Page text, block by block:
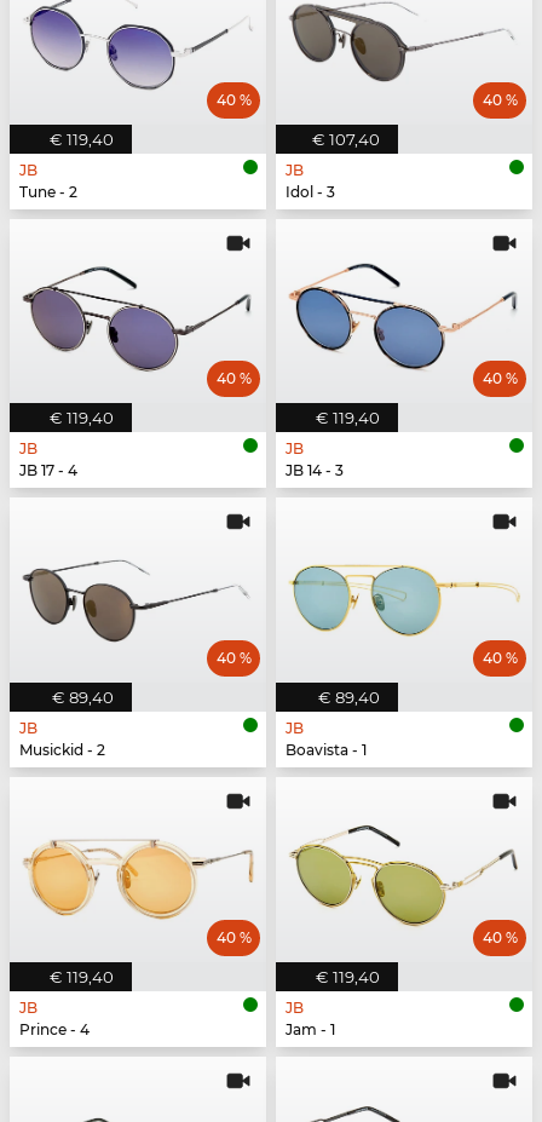
€ 119,40
40 %
JB
Tune - 2
€ 107,40
40 %
JB
Idol - 3
€ 119,40
40 %
JB
JB 17 - 4
€ 119,40
40 %
JB
JB 14 - 3
€ 89,40
40 %
JB
Musickid - 2
€ 89,40
40 %
JB
Boavista - 1
€ 119,40
40 %
JB
Prince - 4
€ 119,40
40 %
JB
Jam - 1